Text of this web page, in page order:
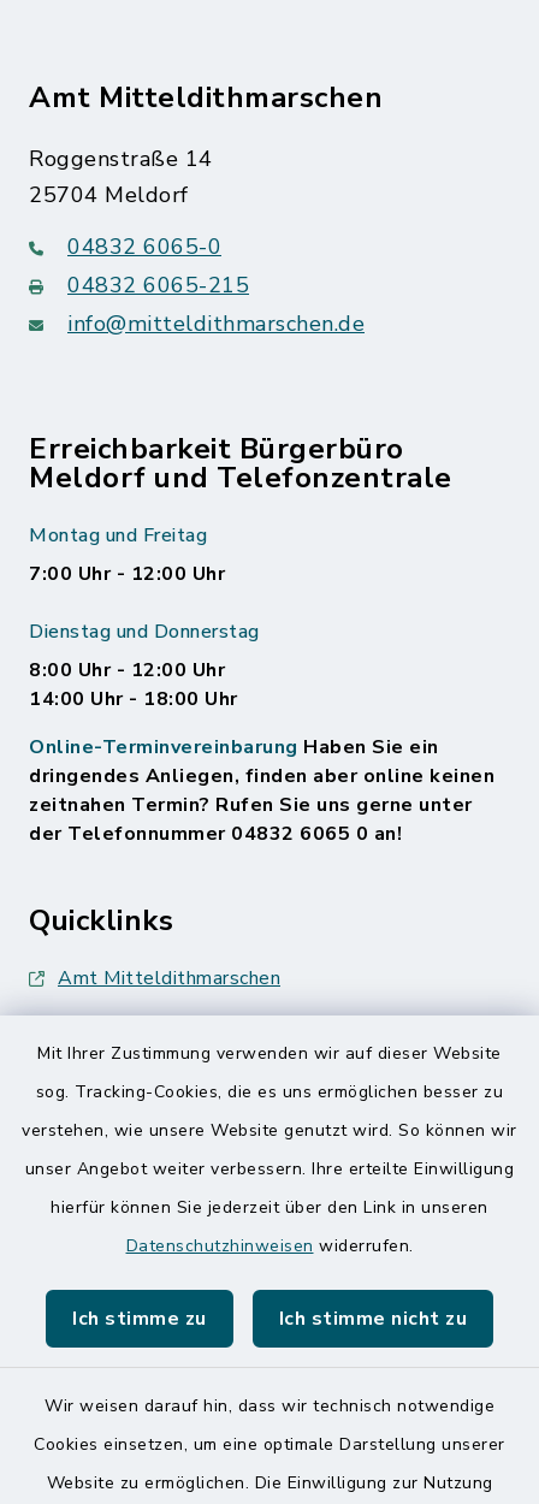
Mit Ihrer Zustimmung verwenden wir auf dieser Website
sog. Tracking-Cookies, die es uns ermöglichen besser zu
verstehen, wie unsere Website genutzt wird. So können wir
unser Angebot weiter verbessern. Ihre erteilte Einwilligung
hierfür können Sie jederzeit über den Link in unseren
Datenschutzhinweisen widerrufen.
Ich stimme zu Ich stimme nicht zu
Wir weisen darauf hin, dass wir technisch notwendige
Cookies einsetzen, um eine optimale Darstellung unserer
Website zu ermöglichen. Die Einwilligung zur Nutzung
Amt Mitteldithmarschen
Roggenstraße 14
25704 Meldorf
04832 6065-0
04832 6065-215
info@mitteldithmarschen.de
Erreichbarkeit Bürgerbüro
Meldorf und Telefonzentrale
Montag und Freitag
7:00 Uhr - 12:00 Uhr
Dienstag und Donnerstag
8:00 Uhr - 12:00 Uhr
14:00 Uhr - 18:00 Uhr
Online-Terminvereinbarung Haben Sie ein
dringendes Anliegen, finden aber online keinen
zeitnahen Termin? Rufen Sie uns gerne unter
der Telefonnummer 04832 6065 0 an!
Quicklinks
Amt Mitteldithmarschen
Nationalpark Wattenmeer
Kontakt
Barrierefreiheit
Impressum